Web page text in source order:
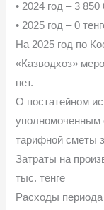
• 2024 год – 3 850
• 2025 год – 0
На 2025 год по
«Казводхоз»
нет.
О постатейном
уполномоченным
тарифной сметы
Затраты на
тыс. тенге
Расходы периода